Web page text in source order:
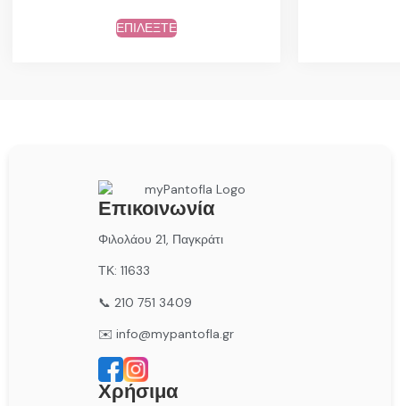
ΕΠΙΛΕΞΤΕ
Επικοινωνία
Φιλολάου 21, Παγκράτι
ΤΚ: 11633
📞 210 751 3409
✉️ info@mypantofla.gr
Χρήσιμα